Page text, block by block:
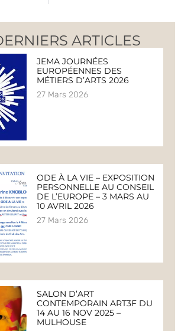
ARTICLES
JEMA JOURNÉES
EUROPÉENNES DES
MÉTIERS D’ARTS 2026
27 Mars 2026
ODE À LA VIE – EXPOSITION
PERSONNELLE AU CONSEIL
DE L’EUROPE – 3 MARS AU
10 AVRIL 2026
27 Mars 2026
SALON D’ART
CONTEMPORAIN ART3F DU
14 AU 16 NOV 2025 –
MULHOUSE